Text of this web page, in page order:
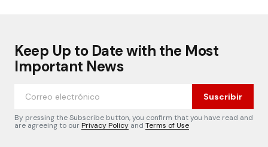
Keep Up to Date with the Most
Important News
Suscribir
By pressing the Subscribe button, you confirm that you have read and
are agreeing to ourPrivacy Policy and Terms of Use